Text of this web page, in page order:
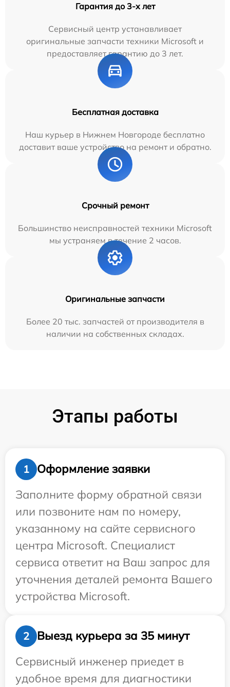
Гарантия до 3-х лет
Сервисный центр устанавливает
оригинальные запчасти техники Microsoft и
предоставляет гарантию до 3 лет.
Бесплатная доставка
Наш курьер в Нижнем Новгороде бесплатно
доставит ваше устройство на ремонт и обратно.
Срочный ремонт
Большинство неисправностей техники Microsoft
мы устраняем в течение 2 часов.
Оригинальные запчасти
Более 20 тыс. запчастей от производителя в
наличии на собственных складах.
Этапы работы
1
Оформление заявки
Заполните форму обратной связи
или позвоните нам по номеру,
указанному на сайте сервисного
центра Microsoft. Специалист
сервиса ответит на Ваш запрос для
уточнения деталей ремонта Вашего
устройства Microsoft.
2
Выезд курьера за 35 минут
Сервисный инженер приедет в
удобное время для диагностики